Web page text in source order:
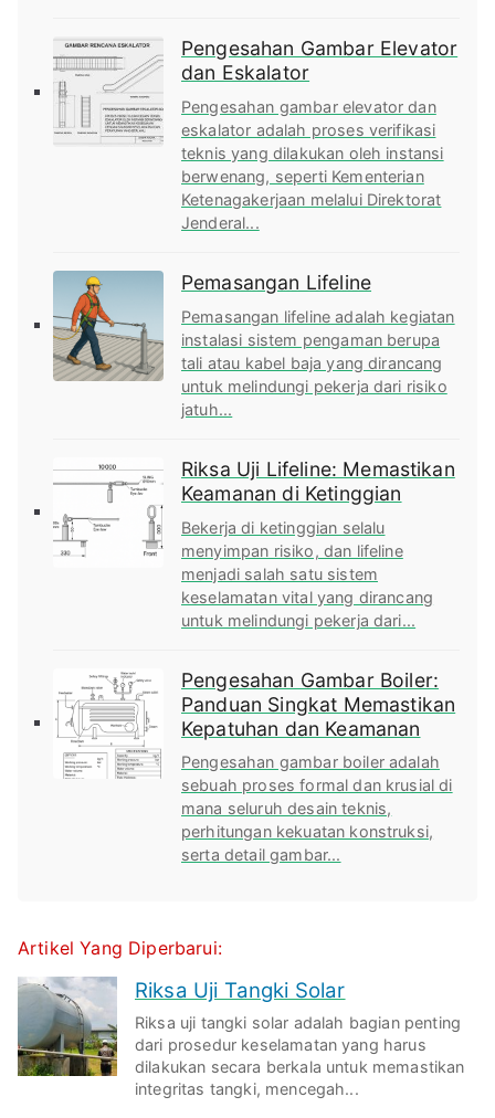
Pengesahan Gambar Elevator
dan Eskalator
Pengesahan gambar elevator dan
eskalator adalah proses verifikasi
teknis yang dilakukan oleh instansi
berwenang, seperti Kementerian
Ketenagakerjaan melalui Direktorat
Jenderal...
Pemasangan Lifeline
Pemasangan lifeline adalah kegiatan
instalasi sistem pengaman berupa
tali atau kabel baja yang dirancang
untuk melindungi pekerja dari risiko
jatuh...
Riksa Uji Lifeline: Memastikan
Keamanan di Ketinggian
Bekerja di ketinggian selalu
menyimpan risiko, dan lifeline
menjadi salah satu sistem
keselamatan vital yang dirancang
untuk melindungi pekerja dari...
Pengesahan Gambar Boiler:
Panduan Singkat Memastikan
Kepatuhan dan Keamanan
Pengesahan gambar boiler adalah
sebuah proses formal dan krusial di
mana seluruh desain teknis,
perhitungan kekuatan konstruksi,
serta detail gambar...
Artikel Yang Diperbarui:
Riksa Uji Tangki Solar
Riksa uji tangki solar adalah bagian penting
dari prosedur keselamatan yang harus
dilakukan secara berkala untuk memastikan
integritas tangki, mencegah...